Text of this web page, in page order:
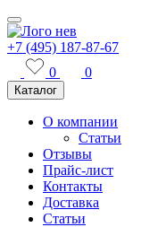
+7 (495) 187-87-67
0
0
Каталог
О компании
Статьи
Отзывы
Прайс-лист
Контакты
Доставка
Статьи